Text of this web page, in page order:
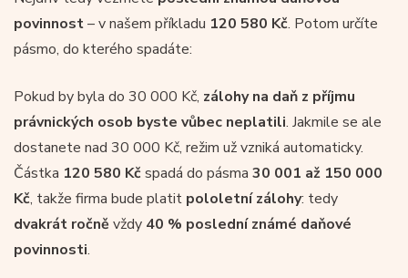
povinnost– v našem příkladu 120 580 Kč. Potom určíte
pásmo, do kterého spadáte:
Pokud by byla do 30 000 Kč, zálohy na daň z příjmu
právnických osob byste vůbec neplatili. Jakmile se ale
dostanete nad 30 000 Kč, režim už vzniká automaticky.
Částka 120 580 Kčspadá do pásma 30 001 až 150 000
Kč, takže firma bude platit pololetní zálohy: tedy
dvakrát ročně vždy 40 % poslední známé daňové
povinnosti.